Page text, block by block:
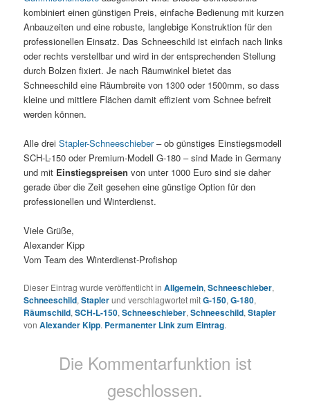
kombiniert einen günstigen Preis, einfache Bedienung mit kurzen
Anbauzeiten und eine robuste, langlebige Konstruktion für den
professionellen Einsatz. Das Schneeschild ist einfach nach links
oder rechts verstellbar und wird in der entsprechenden Stellung
durch Bolzen fixiert. Je nach Räumwinkel bietet das
Schneeschild eine Räumbreite von 1300 oder 1500mm, so dass
kleine und mittlere Flächen damit effizient vom Schnee befreit
werden können.
Alle dreiStapler-Schneeschieber– ob günstiges Einstiegsmodell
SCH-L-150 oder Premium-Modell G-180 – sind Made in Germany
und mit Einstiegspreisen von unter 1000 Euro sind sie daher
gerade über die Zeit gesehen eine günstige Option für den
professionellen und Winterdienst.
Viele Grüße,
Alexander Kipp
Vom Team des Winterdienst-Profishop
Dieser Eintrag wurde veröffentlicht inAllgemein,Schneeschieber,
Schneeschild,Staplerund verschlagwortet mitG-150,G-180,
Räumschild,SCH-L-150,Schneeschieber,Schneeschild,Stapler
vonAlexander Kipp. Permanenter Link zum Eintrag.
Die Kommentarfunktion ist
geschlossen.